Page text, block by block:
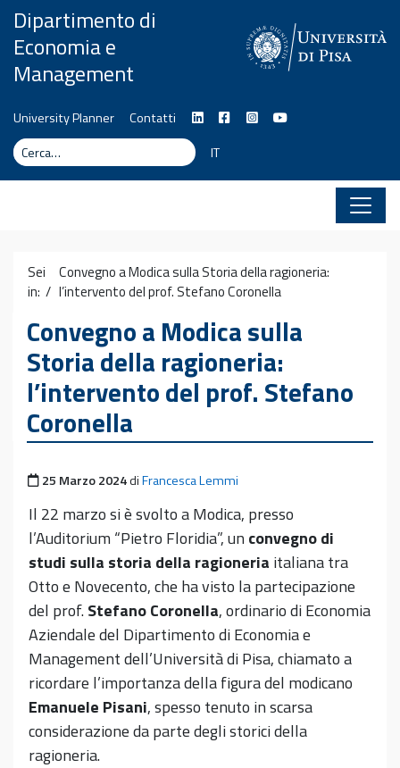
Vai al contenuto
Dipartimento di
Economia e
Management
University Planner
Contatti
Cerca
CercaIT
Sei
in: /
Convegno a Modica sulla Storia della ragioneria:
l’intervento del prof. Stefano Coronella
Convegno a Modica sulla
Storia della ragioneria:
l’intervento del prof. Stefano
Coronella
Pubblicato il
25 Marzo 2024diFrancesca Lemmi
Il 22 marzo si è svolto a Modica, presso
l’Auditorium “Pietro Floridia”, un convegno di
studi sulla storia della ragioneria italiana tra
Otto e Novecento, che ha visto la partecipazione
del prof.Stefano Coronella, ordinario di Economia
Aziendale del Dipartimento di Economia e
Management dell’Università di Pisa, chiamato a
ricordare l’importanza della figura del modicano
Emanuele Pisani, spesso tenuto in scarsa
considerazione da parte degli storici della
ragioneria.